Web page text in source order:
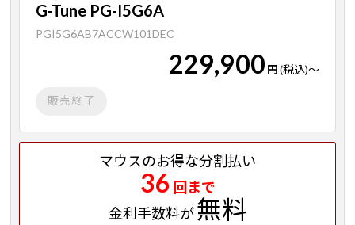
G-Tune PG-I5G6A
PGI5G6AB7ACCW101DEC
229,900 円(税込)～
販売終了
マウスのお得な分割払い
36 回まで
金利手数料が無料